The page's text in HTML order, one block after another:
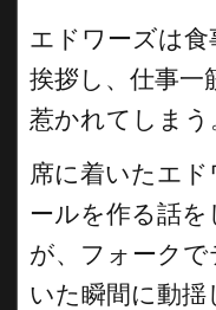
エドワーズは
挨拶し、仕事一
惹かれてしまう
席に着いたエ
ールを作る話
が、フォーク
いた瞬間に動揺